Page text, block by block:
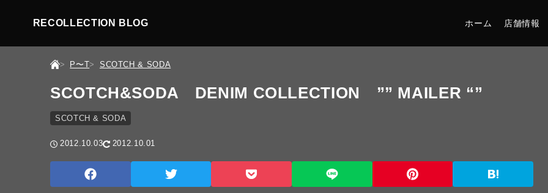
RECOLLECTION BLOG ホーム 店舗情報
P〜T SCOTCH & SODA
SCOTCH&SODA DENIM COLLECTION ”” MAILER “”
SCOTCH & SODA
2012.10.03 2012.10.01